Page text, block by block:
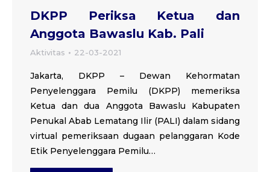
DKPP Periksa Ketua dan
Anggota Bawaslu Kab. Pali
Aktivitas 22-03-2021
Jakarta, DKPP – Dewan Kehormatan
Penyelenggara Pemilu (DKPP) memeriksa
Ketua dan dua Anggota Bawaslu Kabupaten
Penukal Abab Lematang Ilir (PALI) dalam sidang
virtual pemeriksaan dugaan pelanggaran Kode
Etik Penyelenggara Pemilu…